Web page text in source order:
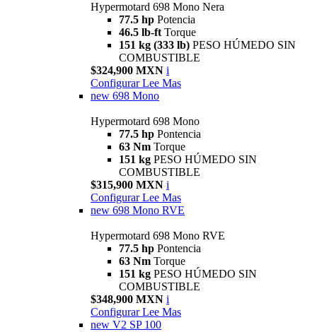
Hypermotard 698 Mono Nera
77.5 hp Potencia
46.5 lb-ft Torque
151 kg (333 lb) PESO HÚMEDO SIN
COMBUSTIBLE
$324,900 MXN i
Configurar Lee Mas
new 698 Mono
Hypermotard 698 Mono
77.5 hp Pontencia
63 Nm Torque
151 kg PESO HÚMEDO SIN
COMBUSTIBLE
$315,900 MXN i
Configurar Lee Mas
new 698 Mono RVE
Hypermotard 698 Mono RVE
77.5 hp Pontencia
63 Nm Torque
151 kg PESO HÚMEDO SIN
COMBUSTIBLE
$348,900 MXN i
Configurar Lee Mas
new V2 SP 100